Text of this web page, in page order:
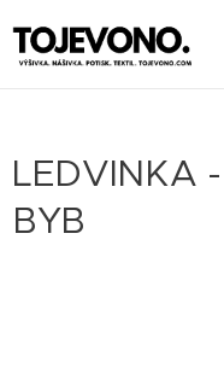
LEDVINKA
BYB